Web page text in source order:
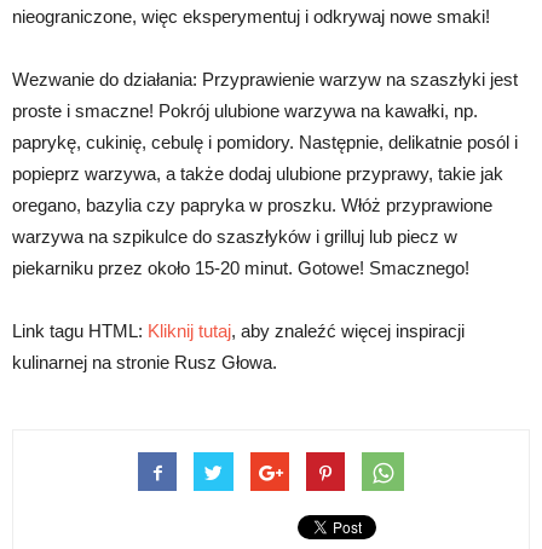
nieograniczone, więc eksperymentuj i odkrywaj nowe smaki!
Wezwanie do działania: Przyprawienie warzyw na szaszłyki jest
proste i smaczne! Pokrój ulubione warzywa na kawałki, np.
paprykę, cukinię, cebulę i pomidory. Następnie, delikatnie posól i
popieprz warzywa, a także dodaj ulubione przyprawy, takie jak
oregano, bazylia czy papryka w proszku. Włóż przyprawione
warzywa na szpikulce do szaszłyków i grilluj lub piecz w
piekarniku przez około 15-20 minut. Gotowe! Smacznego!
Link tagu HTML: Kliknij tutaj, aby znaleźć więcej inspiracji
kulinarnej na stronie Rusz Głowa.